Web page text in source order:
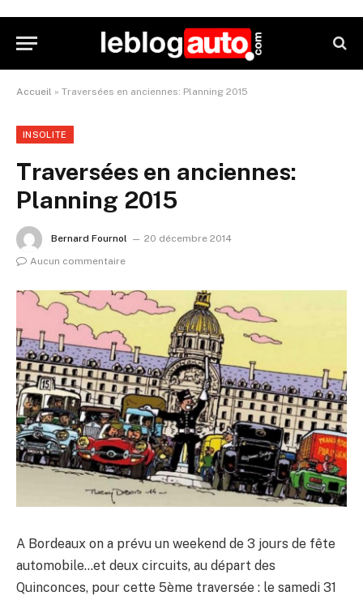
Accueil » Traversées en anciennes: Planning 2015
INSOLITE
Traversées en anciennes:
Planning 2015
Bernard Fournol
20 décembre 2014
Aucun commentaire
A Bordeaux on a prévu un weekend de 3 jours de fête
automobile…et deux circuits, au départ des
Quinconces, pour cette 5ème traversée : le samedi 31